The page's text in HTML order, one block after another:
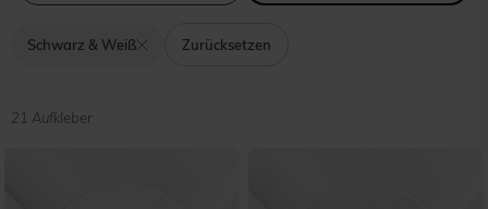
Schwarz & Weiß Zurücksetzen
21 Aufkleber